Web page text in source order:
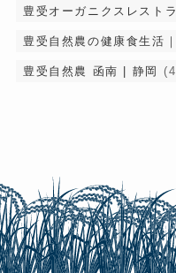
豊受オーガニクスレスト
豊受自然農の健康食生活
豊受自然農 函南 | 静岡